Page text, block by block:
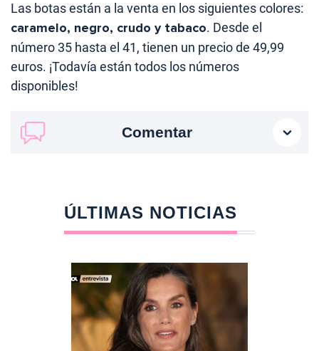
Las botas están a la venta en los siguientes colores:
caramelo, negro, crudo y tabaco. Desde el
número 35 hasta el 41, tienen un precio de 49,99
euros. ¡Todavía están todos los números
disponibles!
Comentar
ÚLTIMAS NOTICIAS